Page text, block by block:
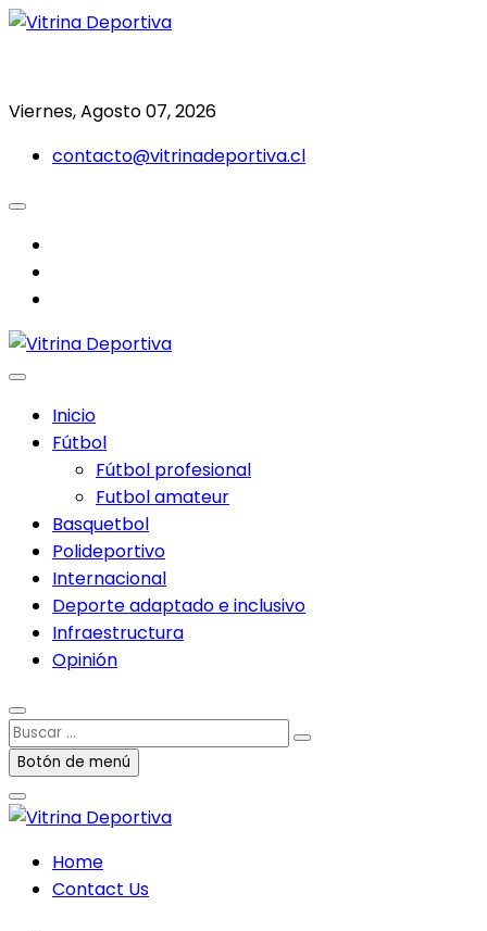
Saltar
Viernes, Agosto 07, 2026
contacto@vitrinadeportiva.cl
Inicio
Fútbol
Fútbol profesional
Futbol amateur
Basquetbol
Polideportivo
Internacional
Deporte adaptado e inclusivo
Infraestructura
Opinión
Buscar
…Botón de menú
Home
Contact Us